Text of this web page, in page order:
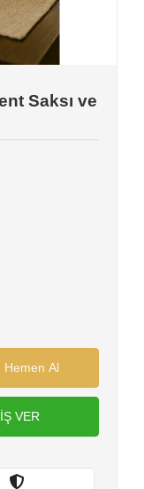
Saksı ve
Hemen Al
VER